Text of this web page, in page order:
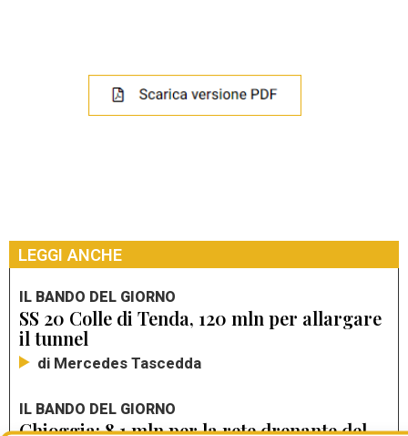
LEGGI ANCHE
IL BANDO DEL GIORNO
SS 20 Colle di Tenda, 120 mln per allargare
il tunnel
di Mercedes Tascedda
IL BANDO DEL GIORNO
Chioggia: 8,1 mln per la rete drenante del